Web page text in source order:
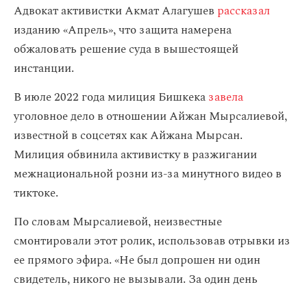
Адвокат активистки Акмат Алагушев рассказал
изданию «Апрель», что защита намерена
обжаловать решение суда в вышестоящей
инстанции.
В июле 2022 года милиция Бишкеказавела
уголовное дело в отношении Айжан Мырсалиевой,
известной в соцсетях как Айжана Мырсан.
Милиция обвинила активистку в разжигании
межнациональной розни из-за минутного видео в
тиктоке.
По словам Мырсалиевой, неизвестные
смонтировали этот ролик, использовав отрывки из
ее прямого эфира. «Не был допрошен ни один
свидетель, никого не вызывали. За один день